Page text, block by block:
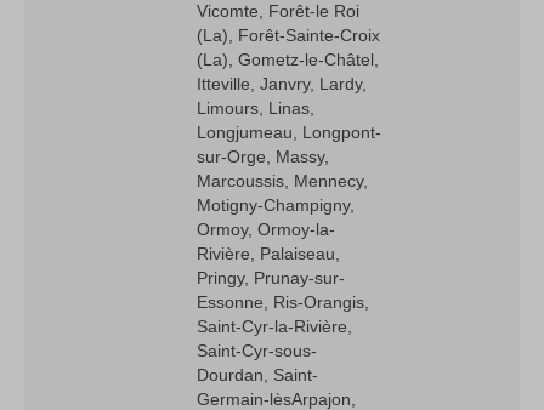
Vicomte, Forêt-le Roi
(La), Forêt-Sainte-Croix
(La), Gometz-le-Châtel,
Itteville, Janvry, Lardy,
Limours, Linas,
Longjumeau, Longpont-
sur-Orge, Massy,
Marcoussis, Mennecy,
Motigny-Champigny,
Ormoy, Ormoy-la-
Rivière, Palaiseau,
Pringy, Prunay-sur-
Essonne, Ris-Orangis,
Saint-Cyr-la-Rivière,
Saint-Cyr-sous-
Dourdan, Saint-
Germain-lès­Arpajon,